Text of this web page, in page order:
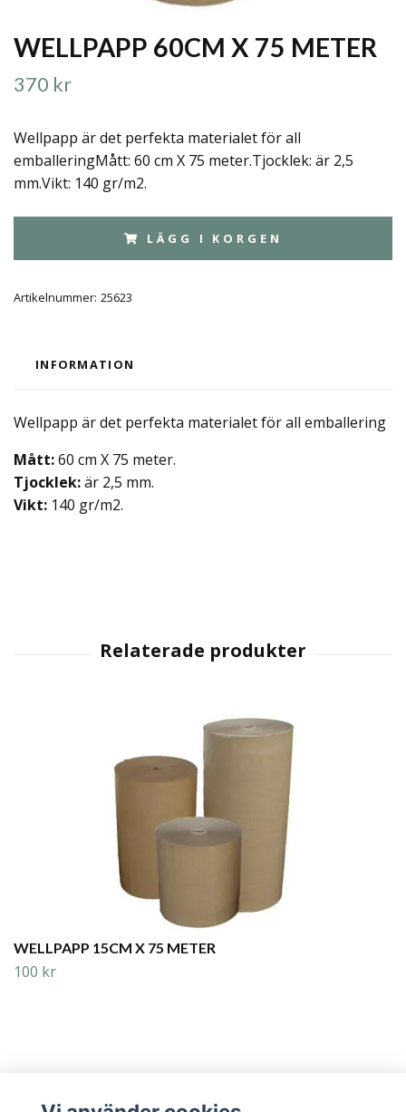
WELLPAPP 60CM X 75 METER
370 kr
Wellpapp är det perfekta materialet för all
emballeringMått: 60 cm X 75 meter.Tjocklek: är 2,5
mm.Vikt: 140 gr/m2.
LÄGG I KORGEN
Artikelnummer: 25623
INFORMATION
Wellpapp är det perfekta materialet för all emballering
Mått:60 cm X 75 meter.
Tjocklek:är 2,5 mm.
Vikt: 140 gr/m2.
WELLPAPP 15CM X 75 METER
100 kr